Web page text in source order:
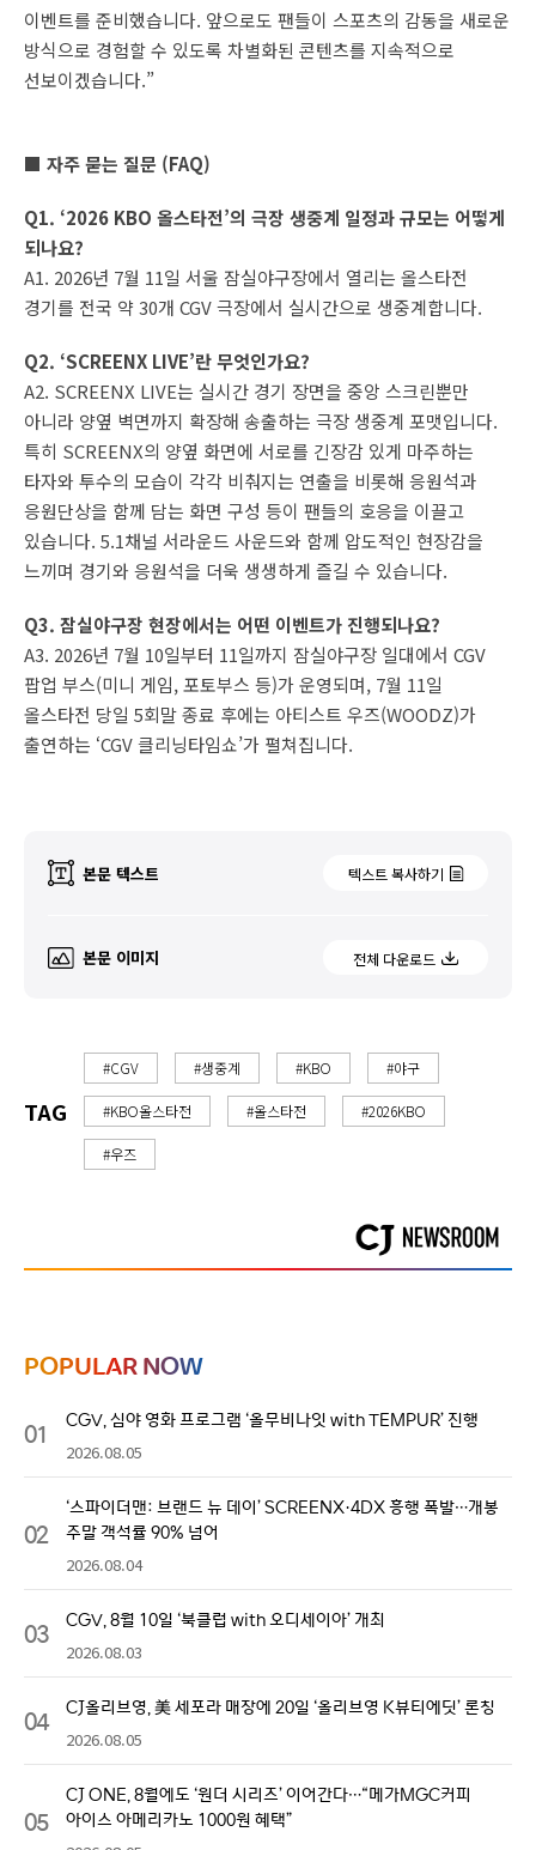
이벤트를 준비했습니다. 앞으로도 팬들이 스포츠의 감동을 새로운
방식으로 경험할 수 있도록 차별화된 콘텐츠를 지속적으로
선보이겠습니다.”
■ 자주 묻는 질문 (FAQ)
Q1. ‘2026 KBO 올스타전’의 극장 생중계 일정과 규모는 어떻게
되나요?
A1. 2026년 7월 11일 서울 잠실야구장에서 열리는 올스타전
경기를 전국 약 30개 CGV 극장에서 실시간으로 생중계합니다.
Q2. ‘SCREENX LIVE’란 무엇인가요?
A2. SCREENX LIVE는 실시간 경기 장면을 중앙 스크린뿐만
아니라 양옆 벽면까지 확장해 송출하는 극장 생중계 포맷입니다.
특히 SCREENX의 양옆 화면에 서로를 긴장감 있게 마주하는
타자와 투수의 모습이 각각 비춰지는 연출을 비롯해 응원석과
응원단상을 함께 담는 화면 구성 등이 팬들의 호응을 이끌고
있습니다. 5.1채널 서라운드 사운드와 함께 압도적인 현장감을
느끼며 경기와 응원석을 더욱 생생하게 즐길 수 있습니다.
Q3. 잠실야구장 현장에서는 어떤 이벤트가 진행되나요?
A3. 2026년 7월 10일부터 11일까지 잠실야구장 일대에서 CGV
팝업 부스(미니 게임, 포토부스 등)가 운영되며, 7월 11일
올스타전 당일 5회말 종료 후에는 아티스트 우즈(WOODZ)가
출연하는 ‘CGV 클리닝타임쇼’가 펼쳐집니다.
본문 텍스트 텍스트 복사하기
본문 이미지 전체 다운로드
TAG
#CGV #생중계 #KBO #야구
#KBO올스타전 #올스타전 #2026KBO
#우즈
POPULAR NOW
01 CGV, 심야 영화 프로그램 ‘올무비나잇 with TEMPUR’ 진행
2026.08.05
02
‘스파이더맨: 브랜드 뉴 데이’ SCREENX·4DX 흥행 폭발…개봉
주말 객석률 90% 넘어
2026.08.04
03 CGV, 8월 10일 ‘북클럽 with 오디세이아’ 개최
2026.08.03
04 CJ올리브영, 美 세포라 매장에 20일 ‘올리브영 K뷰티에딧’ 론칭
2026.08.05
05
CJ ONE, 8월에도 ‘원더 시리즈’ 이어간다…“메가MGC커피
아이스 아메리카노 1000원 혜택”